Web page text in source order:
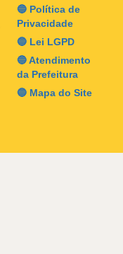
🔵 Política de
Privacidade
🔵 Lei LGPD
🔵 Atendimento
da Prefeitura
🔵 Mapa do Site